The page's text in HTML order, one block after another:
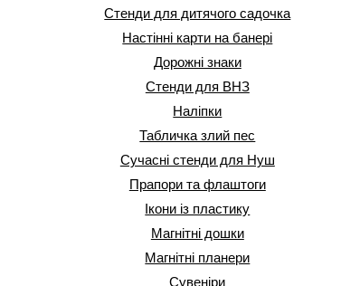
Стенди для дитячого садочка
Настінні карти на банері
Дорожні знаки
Стенди для ВНЗ
Наліпки
Табличка злий пес
Сучасні стенди для Нуш
Прапори та флаштоги
Ікони із пластику
Магнітні дошки
Магнітні планери
Сувеніри